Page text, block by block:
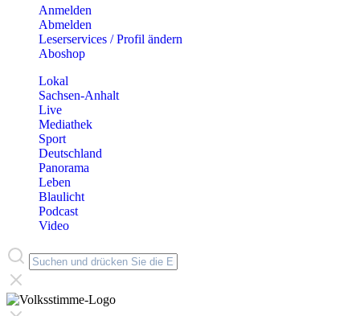
Anmelden
Abmelden
Leserservices / Profil ändern
Aboshop
Lokal
Sachsen-Anhalt
Live
Mediathek
Sport
Deutschland
Panorama
Leben
Blaulicht
Podcast
Video